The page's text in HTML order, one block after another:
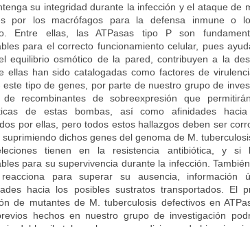
su integridad durante la infección y el ataque de
por los macrófagos para la defensa inmune o
Entre ellas, las ATPasas tipo P son
para el correcto funcionamiento celular, pues
equilibrio osmótico de la pared, contribuyen a la
ellas han sido catalogadas como factores de
este tipo de genes, por parte de nuestro grupo de
de recombinantes de sobreexpresión que
de estas bombas, así como afinidades
por ellas, pero todos estos hallazgos deben ser
suprimiendo dichos genes del genoma de M.
tienen en la resistencia antibiótica, y si
para su supervivencia durante la infección.
para superar su ausencia, información
hacia los posibles sustratos transportados. El
de mutantes de M. tuberculosis defectivos en
hechos en nuestro grupo de investigación